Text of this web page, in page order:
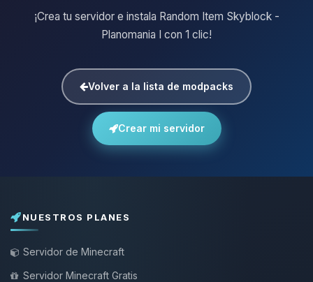
¡Crea tu servidor e instala Random Item Skyblock -
Planomania I con 1 clic!
Volver a la lista de modpacks
Crear mi servidor
NUESTROS PLANES
Servidor de Minecraft
Servidor Minecraft Gratis